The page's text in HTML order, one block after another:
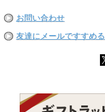
お問い合わせ
友達にメールですすめる